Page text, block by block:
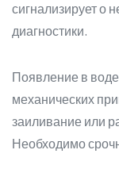
сигнализирует о
диагностики.
Появление в
механических
заиливание или
Необходимо